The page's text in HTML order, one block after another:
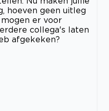
hoeven geen uitleg
er voor
collega's laten
afgekeken?